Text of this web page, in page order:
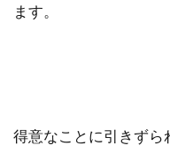
ます。
得意なことに引きずら